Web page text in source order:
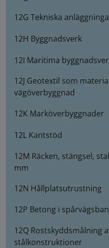
12G Tekniska
12H Byggnadsverk
12I Maritima
12J Geotextil som
vägöverbyggnad
12K Marköverbyggnader
12L Kantstöd
12M Räcken, stängsel,
mm
12N Hållplatsutrustning
12P Betong i
12Q Rostskyddsmålning
stålkonstruktioner